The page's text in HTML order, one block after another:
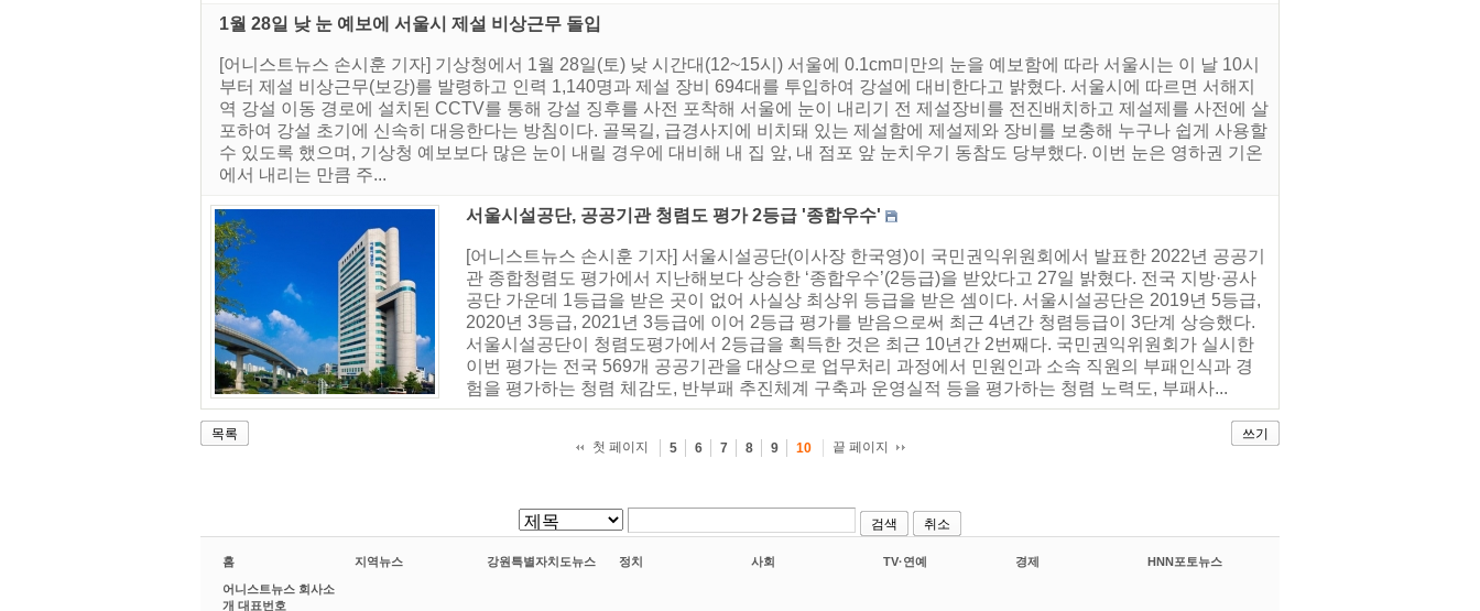
1월 28일 낮 눈 예보에 서울시 제설 비상근무 돌입
[어니스트뉴스 손시훈 기자] 기상청에서 1월 28일(토) 낮 시간대(12~15시) 서울에 0.1cm미만의 눈을 예보함에 따라 서울시는 이 날 10시
부터 제설 비상근무(보강)를 발령하고 인력 1,140명과 제설 장비 694대를 투입하여 강설에 대비한다고 밝혔다. 서울시에 따르면 서해지
역 강설 이동 경로에 설치된 CCTV를 통해 강설 징후를 사전 포착해 서울에 눈이 내리기 전 제설장비를 전진배치하고 제설제를 사전에 살
포하여 강설 초기에 신속히 대응한다는 방침이다. 골목길, 급경사지에 비치돼 있는 제설함에 제설제와 장비를 보충해 누구나 쉽게 사용할
수 있도록 했으며, 기상청 예보보다 많은 눈이 내릴 경우에 대비해 내 집 앞, 내 점포 앞 눈치우기 동참도 당부했다. 이번 눈은 영하권 기온
에서 내리는 만큼 주...
서울시설공단, 공공기관 청렴도 평가 2등급 '종합우수'
[어니스트뉴스 손시훈 기자] 서울시설공단(이사장 한국영)이 국민권익위원회에서 발표한 2022년 공공기
관 종합청렴도 평가에서 지난해보다 상승한 ‘종합우수’(2등급)을 받았다고 27일 밝혔다. 전국 지방·공사
공단 가운데 1등급을 받은 곳이 없어 사실상 최상위 등급을 받은 셈이다. 서울시설공단은 2019년 5등급,
2020년 3등급, 2021년 3등급에 이어 2등급 평가를 받음으로써 최근 4년간 청렴등급이 3단계 상승했다.
서울시설공단이 청렴도평가에서 2등급을 획득한 것은 최근 10년간 2번째다. 국민권익위원회가 실시한
이번 평가는 전국 569개 공공기관을 대상으로 업무처리 과정에서 민원인과 소속 직원의 부패인식과 경
험을 평가하는 청렴 체감도, 반부패 추진체계 구축과 운영실적 등을 평가하는 청렴 노력도, 부패사...
목록
쓰기
첫 페이지
5 6 7 8 9 10 끝 페이지
검색 취소
홈 지역뉴스 강원특별자치도뉴스 정치 사회 TV·연예 경제 HNN포토뉴스
어니스트뉴스 회사소
개 대표번호